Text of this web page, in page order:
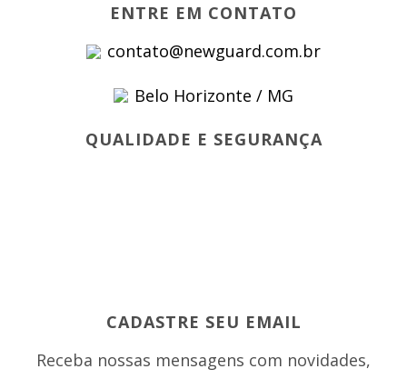
ENTRE EM CONTATO
contato@newguard.com.br
Belo Horizonte / MG
QUALIDADE E SEGURANÇA
CADASTRE SEU EMAIL
Receba nossas mensagens com novidades,